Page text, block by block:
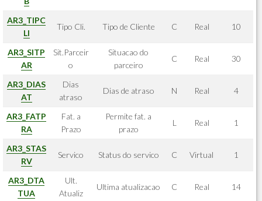
AR3_TIPC
LI
Tipo Cli. Tipo de Cliente C Real 10
AR3_SITP
AR
Sit.Parceir
o
Situacao do
parceiro
C Real 30
AR3_DIAS
AT
Dias
atraso
Dias de atraso N Real 4
AR3_FATP
RA
Fat. a
Prazo
Permite fat. a
prazo
L Real 1
AR3_STAS
RV
Servico Status do servico C Virtual 1
AR3_DTA
TUA
Ult.
Atualiz
Ultima atualizacao C Real 14